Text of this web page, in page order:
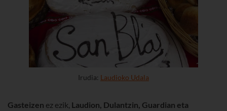
Irudia: Laudioko Udala
Gasteizen ez ezik, Laudion, Dulantzin, Guardian eta